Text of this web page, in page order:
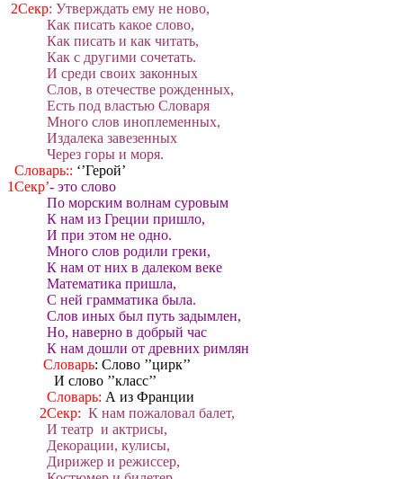
2Секр: Утверждать ему не ново,
Как писать какое слово,
Как писать и как читать,
Как с другими сочетать.
И среди своих законных
Слов, в отечестве рожденных,
Есть под властью Словаря
Много слов иноплеменных,
Издалека завезенных
Через горы и моря.
Словарь:: ‘’Герой’
1Секр’- это слово
По морским волнам суровым
К нам из Греции пришло,
И при этом не одно.
Много слов родили греки,
К нам от них в далеком веке
Математика пришла,
С ней грамматика была.
Слов иных был путь задымлен,
Но, наверно в добрый час
К нам дошли от древних римлян
Словарь: Слово ’’цирк’’
И слово ’’класс’’
Словарь: А из Франции
2Секр: К нам пожаловал балет,
И театр и актрисы,
Декорации, кулисы,
Дирижер и режиссер,